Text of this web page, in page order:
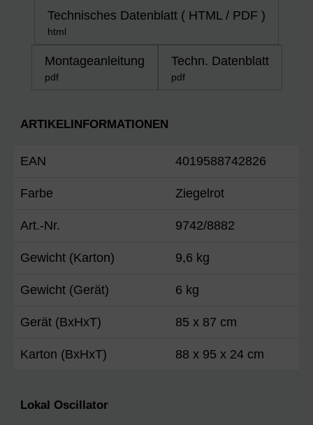
Technisches Datenblatt ( HTML / PDF )
html
Montageanleitung
pdf
Techn. Datenblatt
pdf
ARTIKELINFORMATIONEN
EAN 4019588742826
Farbe Ziegelrot
Art.-Nr. 9742/8882
Gewicht (Karton) 9,6 kg
Gewicht (Gerät) 6 kg
Gerät (BxHxT) 85 x 87 cm
Karton (BxHxT) 88 x 95 x 24 cm
Lokal Oscillator